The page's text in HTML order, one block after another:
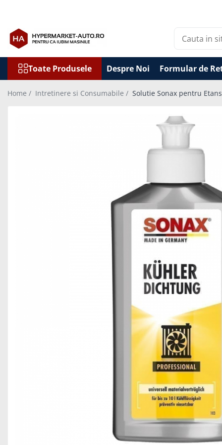
Toate Produsele
Accesorii auto obligatorii
Accesorii Iarna
Exterior Auto
Toate Produsele Despre Noi Formular de
Home / Intretinere si Consumabile / Solutie Sonax pentru